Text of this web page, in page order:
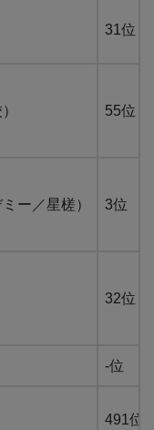
31位
55位
ー／星槎） 3位
32位
-位
491位